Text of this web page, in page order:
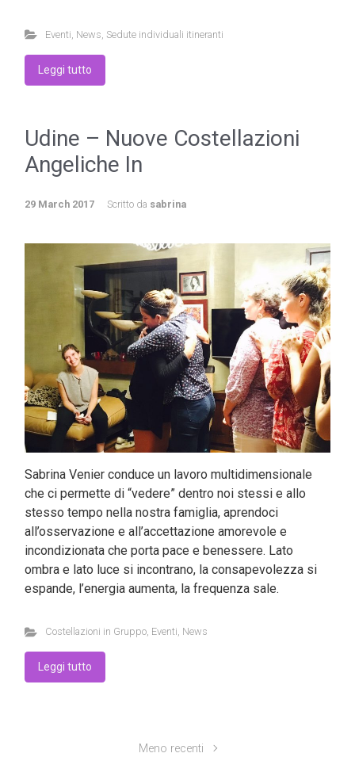
Eventi News Sedute individuali itineranti
Leggi tutto
Udine – Nuove Costellazioni
Angeliche In
29 March 2017 Scritto da sabrina
Sabrina Venier conduce un lavoro multidimensionale
che ci permette di “vedere” dentro noi stessi e allo
stesso tempo nella nostra famiglia, aprendoci
all’osservazione e all’accettazione amorevole e
incondizionata che porta pace e benessere. Lato
ombra e lato luce si incontrano, la consapevolezza si
espande, l’energia aumenta, la frequenza sale.
Costellazioni in Gruppo, Eventi, News
Leggi tutto
Meno recenti